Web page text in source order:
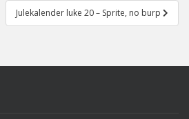
Julekalender luke 20 – Sprite, no burp